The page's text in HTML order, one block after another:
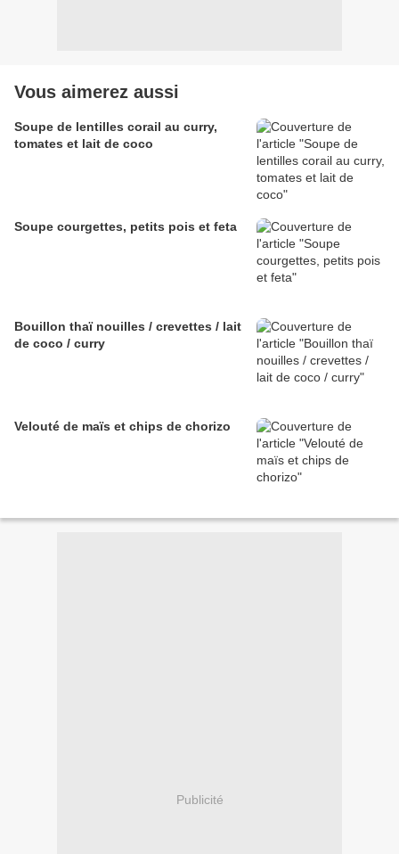
Vous aimerez aussi
Soupe de lentilles corail au curry,
tomates et lait de coco
Soupe courgettes, petits pois et feta
Bouillon thaï nouilles / crevettes / lait
de coco / curry
Velouté de maïs et chips de chorizo
Publicité